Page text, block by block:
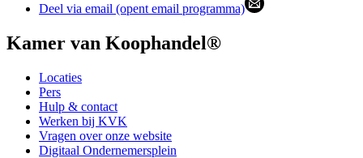
Deel via email (opent email programma)
Kamer van Koophandel®
Locaties
Pers
Hulp & contact
Werken bij KVK
Vragen over onze website
Digitaal Ondernemersplein